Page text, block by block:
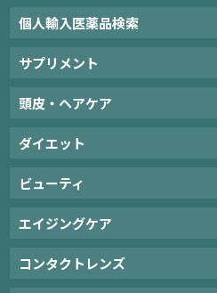
個人輸入医薬品検索
サプリメント
頭皮・ヘアケア
ダイエット
ビューティ
エイジングケア
コンタクトレンズ